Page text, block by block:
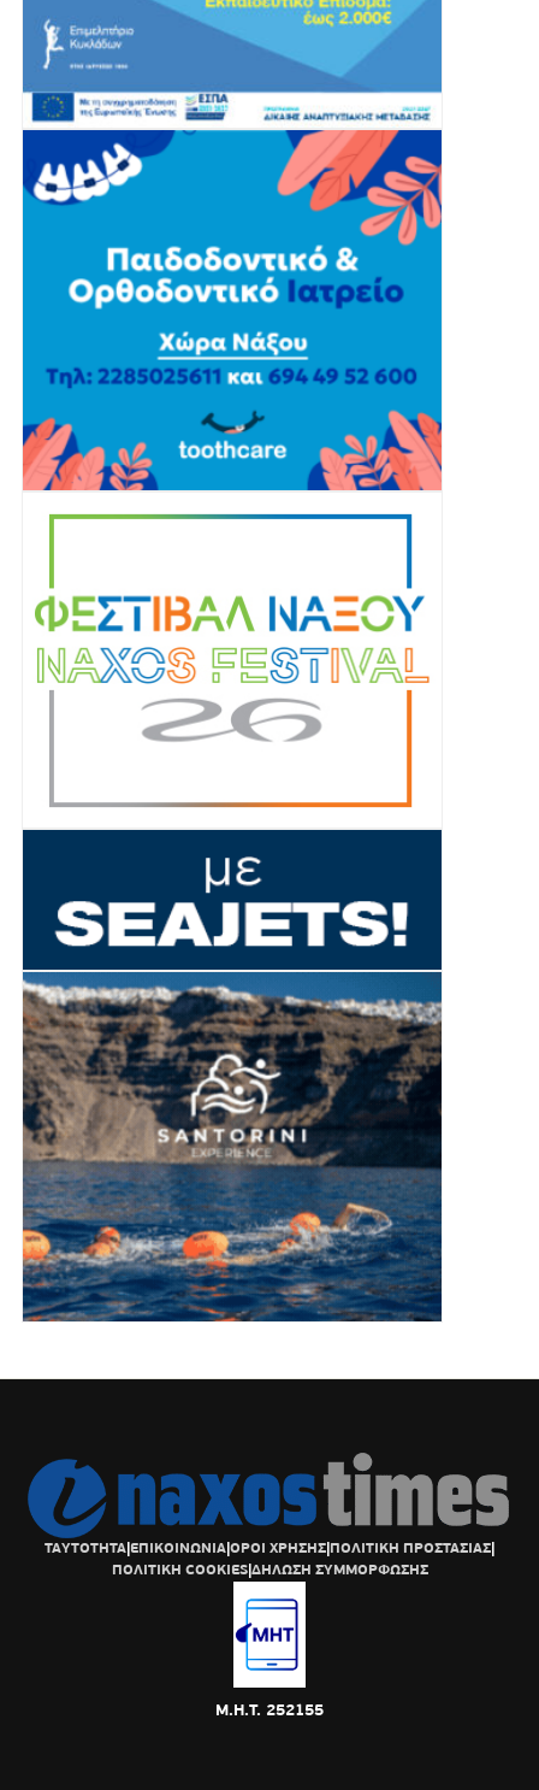
ΤΑΥΤΟΤΗΤΑ|ΕΠΙΚΟΙΝΩΝΙΑ|ΟΡΟΙ ΧΡΗΣΗΣ|ΠΟΛΙΤΙΚΗ ΠΡΟΣΤΑΣΙΑΣ|
ΠΟΛΙΤΙΚΗ COOKIES|ΔΗΛΩΣΗ ΣΥΜΜΟΡΦΩΣΗΣ
Μ.Η.Τ. 252155